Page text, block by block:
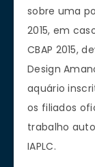
sobre uma
2015, em
CBAP 2015,
Design
aquário
os filiados
trabalho
IAPLC.